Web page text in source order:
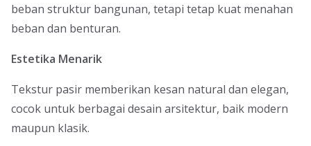
beban struktur bangunan, tetapi tetap kuat menahan
beban dan benturan.
Estetika Menarik
Tekstur pasir memberikan kesan natural dan elegan,
cocok untuk berbagai desain arsitektur, baik modern
maupun klasik.